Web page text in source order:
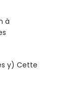
à
y) Cette